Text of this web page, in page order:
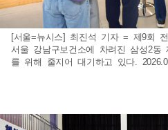
[서울=뉴시스] 최진석 기자 = 제9회
서울 강남구보건소에 차려진 삼성2동
를 위해 줄지어 대기하고 있다.